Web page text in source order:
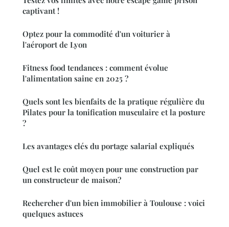
captivant !
Optez pour la commodité d'un voiturier à
l'aéroport de Lyon
Fitness food tendances : comment évolue
l'alimentation saine en 2025 ?
Quels sont les bienfaits de la pratique régulière du
Pilates pour la tonification musculaire et la posture
?
Les avantages clés du portage salarial expliqués
Quel est le coût moyen pour une construction par
un constructeur de maison?
Rechercher d'un bien immobilier à Toulouse : voici
quelques astuces